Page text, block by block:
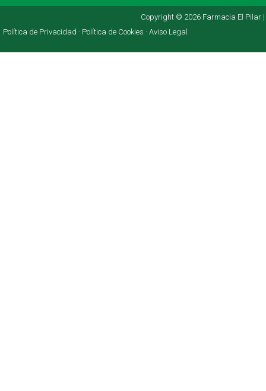
Copyright © 2026 Farmacia El Pilar |
Política de Privacidad · Política de Cookies · Aviso Legal